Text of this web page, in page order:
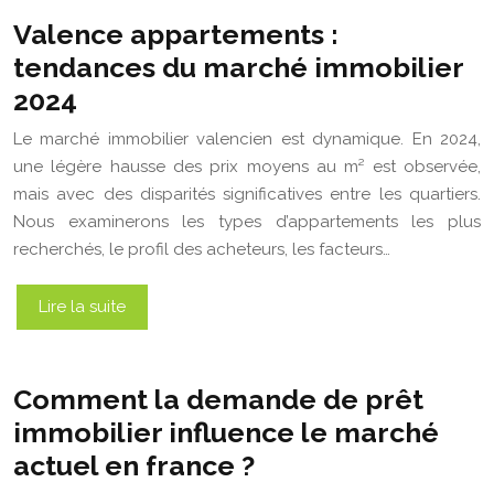
Valence appartements :
tendances du marché immobilier
2024
Le marché immobilier valencien est dynamique. En 2024,
une légère hausse des prix moyens au m² est observée,
mais avec des disparités significatives entre les quartiers.
Nous examinerons les types d’appartements les plus
recherchés, le profil des acheteurs, les facteurs…
Lire la suite
Comment la demande de prêt
immobilier influence le marché
actuel en france ?